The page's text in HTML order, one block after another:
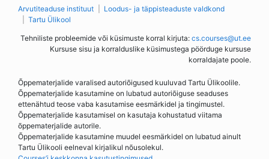
Arvutiteaduse instituut
Loodus- ja täppisteaduste valdkond
Tartu Ülikool
Tehniliste probleemide või küsimuste korral kirjuta: cs.courses@ut.ee
Kursuse sisu ja korralduslike küsimustega pöörduge kursuse
korraldajate poole.
Õppematerjalide varalised autoriõigused kuuluvad Tartu Ülikoolile.
Õppematerjalide kasutamine on lubatud autoriõiguse seaduses
ettenähtud teose vaba kasutamise eesmärkidel ja tingimustel.
Õppematerjalide kasutamisel on kasutaja kohustatud viitama
õppematerjalide autorile.
Õppematerjalide kasutamine muudel eesmärkidel on lubatud ainult
Tartu Ülikooli eelneval kirjalikul nõusolekul.